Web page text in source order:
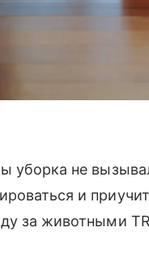
уборка не
и
за животными